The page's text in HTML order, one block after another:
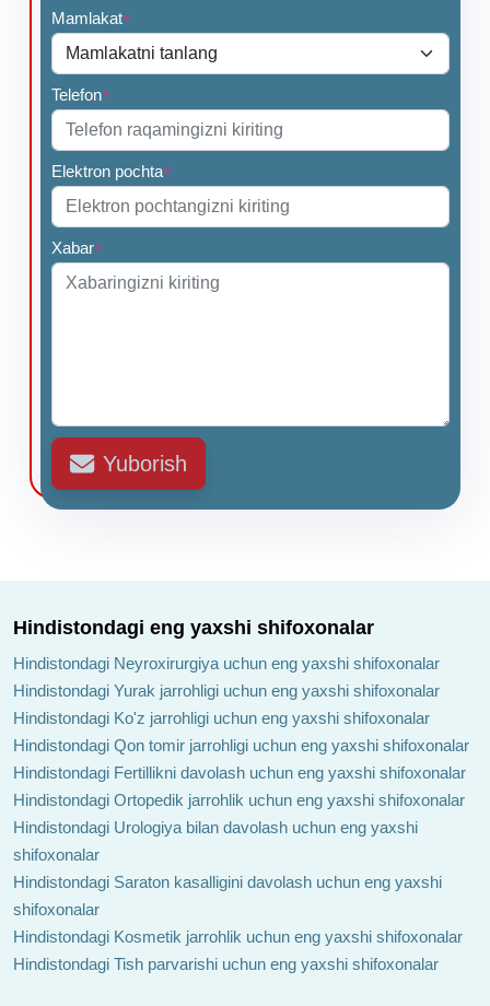
Mamlakat*
Telefon*
Elektron pochta*
Xabar*
Yuborish
Hindistondagi eng yaxshi shifoxonalar
Hindistondagi Neyroxirurgiya uchun eng yaxshi shifoxonalar
Hindistondagi Yurak jarrohligi uchun eng yaxshi shifoxonalar
Hindistondagi Ko'z jarrohligi uchun eng yaxshi shifoxonalar
Hindistondagi Qon tomir jarrohligi uchun eng yaxshi shifoxonalar
Hindistondagi Fertillikni davolash uchun eng yaxshi shifoxonalar
Hindistondagi Ortopedik jarrohlik uchun eng yaxshi shifoxonalar
Hindistondagi Urologiya bilan davolash uchun eng yaxshi
shifoxonalar
Hindistondagi Saraton kasalligini davolash uchun eng yaxshi
shifoxonalar
Hindistondagi Kosmetik jarrohlik uchun eng yaxshi shifoxonalar
Hindistondagi Tish parvarishi uchun eng yaxshi shifoxonalar